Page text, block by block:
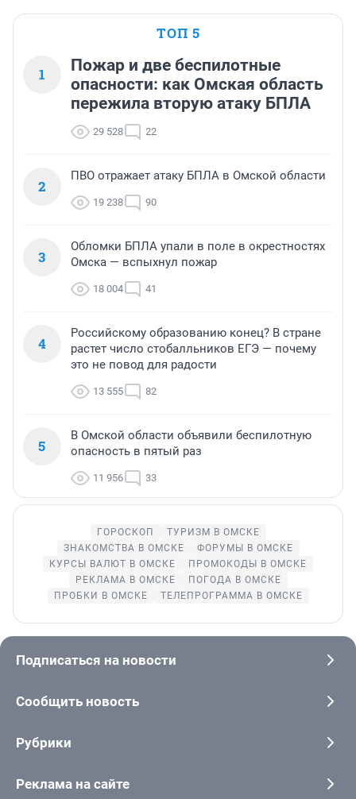
ТОП 5
1
Пожар и две беспилотные
опасности: как Омская область
пережила вторую атаку БПЛА
29 528 22
2
ПВО отражает атаку БПЛА в Омской области
19 238 90
3
Обломки БПЛА упали в поле в окрестностях
Омска — вспыхнул пожар
18 004 41
4
Российскому образованию конец? В стране
растет число стобалльников ЕГЭ — почему
это не повод для радости
13 555 82
5
В Омской области объявили беспилотную
опасность в пятый раз
11 956 33
ГОРОСКОП
ТУРИЗМ В ОМСКЕ
ЗНАКОМСТВА В ОМСКЕ
ФОРУМЫ В ОМСКЕ
КУРСЫ ВАЛЮТ В ОМСКЕ
ПРОМОКОДЫ В ОМСКЕ
РЕКЛАМА В ОМСКЕ
ПОГОДА В ОМСКЕ
ПРОБКИ В ОМСКЕ
ТЕЛЕПРОГРАММА В ОМСКЕ
Подписаться на новости
Сообщить новость
Рубрики
Реклама на сайте